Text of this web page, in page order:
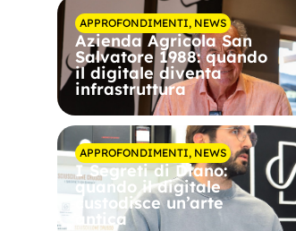
APPROFONDIMENTI, NEWS
Azienda Agricola San
Salvatore 1988: quando
il digitale diventa
infrastruttura
APPROFONDIMENTI, NEWS
I Segreti di Diano:
quando il digitale
custodisce un’arte
antica